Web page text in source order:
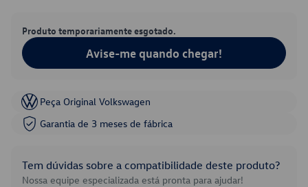
Produto temporariamente esgotado.
Avise-me quando chegar!
Peça Original Volkswagen
Garantia de 3 meses de fábrica
Tem dúvidas sobre a compatibilidade deste produto?
Nossa equipe especializada está pronta para ajudar!